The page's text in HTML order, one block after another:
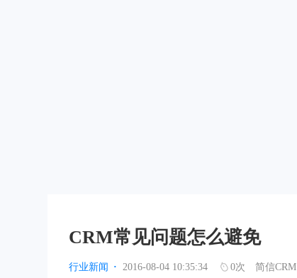
CRM常见问题怎么避免
行业新闻 · 2016-08-04 10:35:34 0次 简信CRM